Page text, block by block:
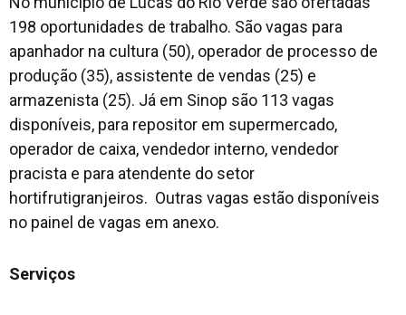
198 oportunidades de trabalho. São vagas para
apanhador na cultura (50), operador de processo de
produção (35), assistente de vendas (25) e
armazenista (25). Já em Sinop são 113 vagas
disponíveis, para repositor em supermercado,
operador de caixa, vendedor interno, vendedor
pracista e para atendente do setor
hortifrutigranjeiros. Outras vagas estão disponíveis
no painel de vagas em anexo.
Serviços